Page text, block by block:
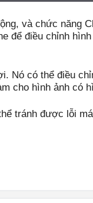
và chức năng
để điều chỉnh
Nó có thể điều
cho hình ảnh có
tránh được lỗi